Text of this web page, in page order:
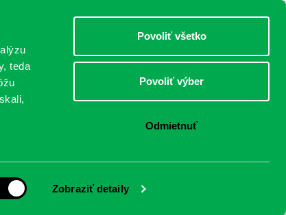
teda
Zobraziť detaily
Povoliť všetko
Povoliť výber
Odmietnuť
DOSPELÍ